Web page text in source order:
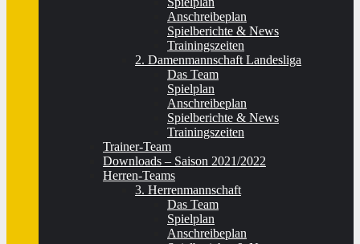
Anschreibeplan
Spielberichte & News
Trainingszeiten
2. Damenmannschaft Landesliga
Das Team
Spielplan
Anschreibeplan
Spielberichte & News
Trainingszeiten
Trainer-Team
Downloads – Saison 2021/2022
Herren-Teams
3. Herrenmannschaft
Das Team
Spielplan
Anschreibeplan